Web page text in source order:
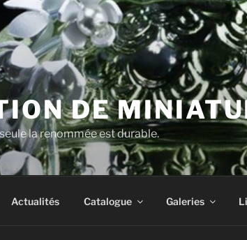
DE
la renommée est durable.
Actualités Catalogue Galeries